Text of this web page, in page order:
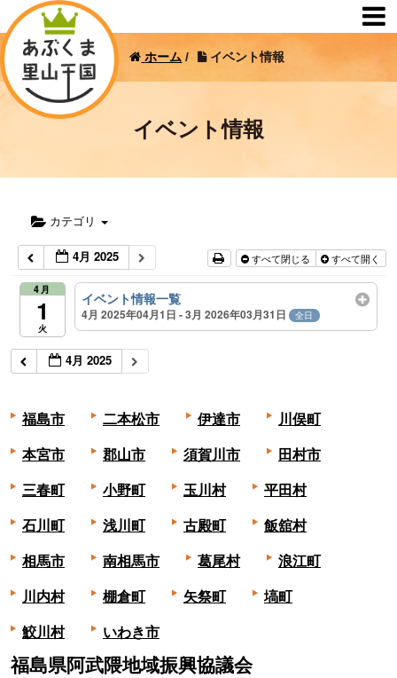
ホーム / イベント情報
イベント情報
カテゴリ
4月 2025 すべて閉じる すべて開く
4月
1
火
イベント情報一覧
4月 2025年04月1日 - 3月 2026年03月31日 全日
4月 2025
福島市 二本松市 伊達市 川俣町
本宮市 郡山市 須賀川市 田村市
三春町 小野町 玉川村 平田村
石川町 浅川町 古殿町 飯舘村
相馬市 南相馬市 葛尾村 浪江町
川内村 棚倉町 矢祭町 塙町
鮫川村 いわき市
福島県阿武隈地域振興協議会